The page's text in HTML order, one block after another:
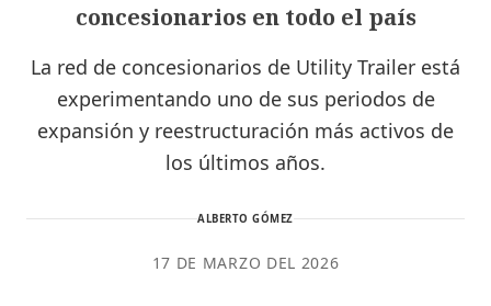
concesionarios en todo el país
La red de concesionarios de Utility Trailer está
experimentando uno de sus periodos de
expansión y reestructuración más activos de
los últimos años.
ALBERTO GÓMEZ
17 DE MARZO DEL 2026